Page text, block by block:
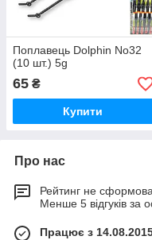
Поплавець Dolphin No32
(10 шт.) 5g
65 ₴
Купити
Про нас
Рейтинг не
Менше 5 відгуків за
Працює з